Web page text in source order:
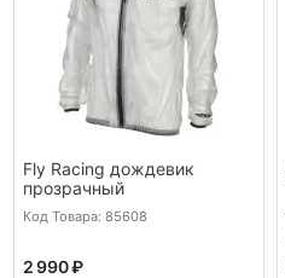
Fly Racing дождевик
прозрачный
Код Товара: 85608
2 990 ₽